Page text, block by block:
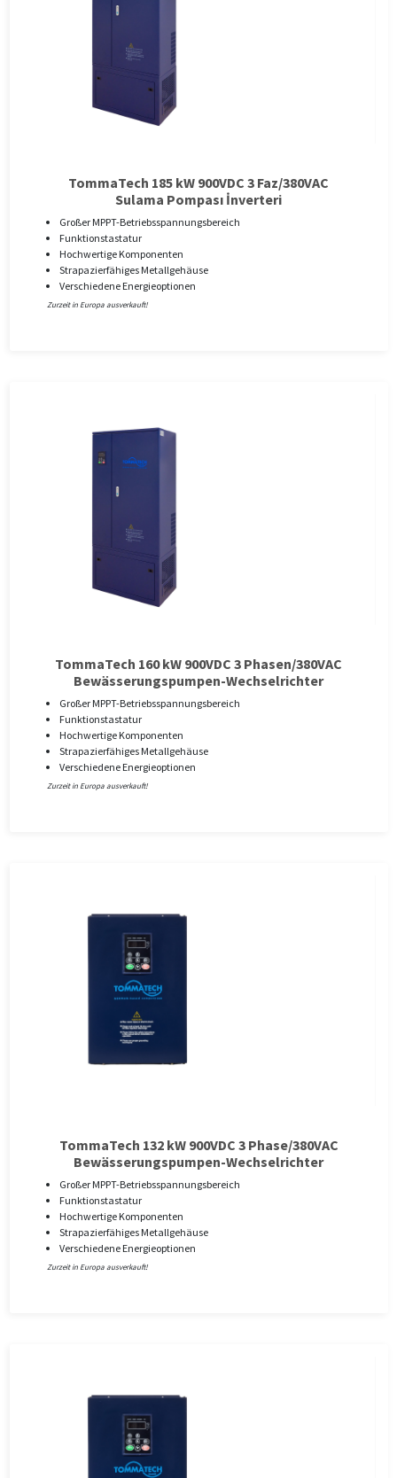
TommaTech 185 kW 900VDC 3 Faz/380VAC
Sulama Pompası İnverteri
Großer MPPT-Betriebsspannungsbereich
Funktionstastatur
Hochwertige Komponenten
Strapazierfähiges Metallgehäuse
Verschiedene Energieoptionen
Zurzeit in Europa ausverkauft!
TommaTech 160 kW 900VDC 3 Phasen/380VAC
Bewässerungspumpen-Wechselrichter
Großer MPPT-Betriebsspannungsbereich
Funktionstastatur
Hochwertige Komponenten
Strapazierfähiges Metallgehäuse
Verschiedene Energieoptionen
Zurzeit in Europa ausverkauft!
TommaTech 132 kW 900VDC 3 Phase/380VAC
Bewässerungspumpen-Wechselrichter
Großer MPPT-Betriebsspannungsbereich
Funktionstastatur
Hochwertige Komponenten
Strapazierfähiges Metallgehäuse
Verschiedene Energieoptionen
Zurzeit in Europa ausverkauft!